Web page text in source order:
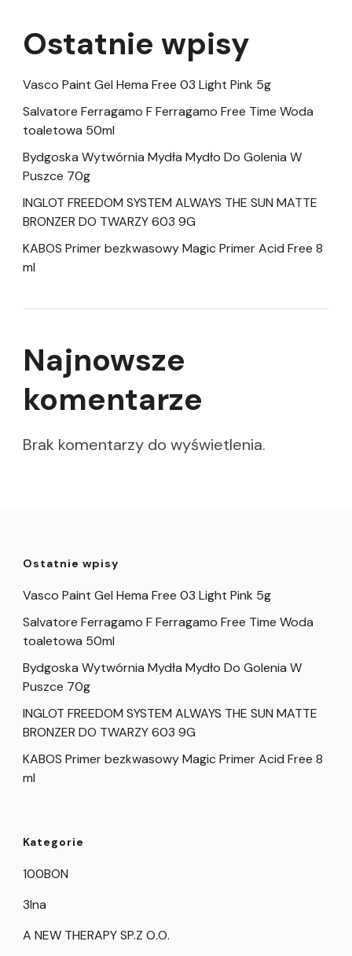
Ostatnie wpisy
Vasco Paint Gel Hema Free 03 Light Pink 5g
Salvatore Ferragamo F Ferragamo Free Time Woda
toaletowa 50ml
Bydgoska Wytwórnia Mydła Mydło Do Golenia W
Puszce 70g
INGLOT FREEDOM SYSTEM ALWAYS THE SUN MATTE
BRONZER DO TWARZY 603 9G
KABOS Primer bezkwasowy Magic Primer Acid Free 8
ml
Najnowsze
komentarze
Brak komentarzy do wyświetlenia.
Ostatnie wpisy
Vasco Paint Gel Hema Free 03 Light Pink 5g
Salvatore Ferragamo F Ferragamo Free Time Woda
toaletowa 50ml
Bydgoska Wytwórnia Mydła Mydło Do Golenia W
Puszce 70g
INGLOT FREEDOM SYSTEM ALWAYS THE SUN MATTE
BRONZER DO TWARZY 603 9G
KABOS Primer bezkwasowy Magic Primer Acid Free 8
ml
Kategorie
100BON
3Ina
A NEW THERAPY SP.Z O.O.